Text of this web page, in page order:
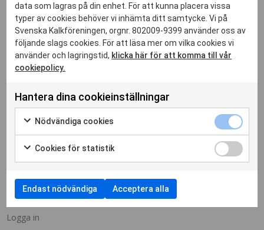
KATEGORIER
Inga kategorier
Logga in
data som lagras på din enhet. För att kunna placera vissa
typer av cookies behöver vi inhämta ditt samtycke. Vi på
Svenska Kalkföreningen, orgnr. 802009-9399 använder oss av
följande slags cookies. För att läsa mer om vilka cookies vi
använder och lagringstid, klicka här för att komma till vår
cookiepolicy.
Hantera dina cookieinställningar
Nödvändiga cookies
Cookies för statistik
Endast nödvändiga Acceptera alla